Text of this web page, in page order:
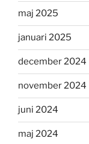
maj 2025
januari 2025
december 2024
november 2024
juni 2024
maj 2024